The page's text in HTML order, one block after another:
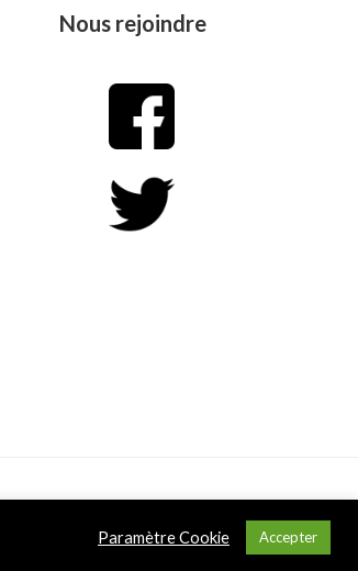
Nous rejoindre
Paramètre Cookie Accepter